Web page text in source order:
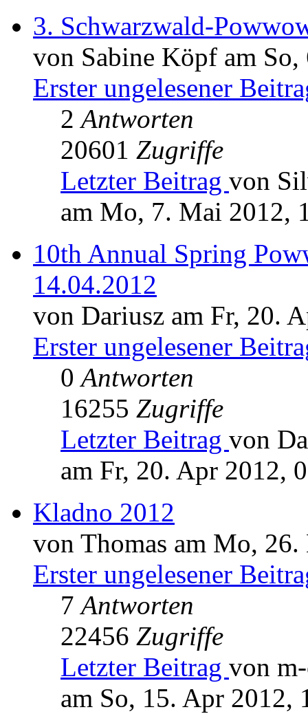
3. Schwarzwald-
von Sabine Köpf am
Erster ungelesener
2Antworten
20601 Zugriffe
Letzter Beitrag von
am Mo, 7. Mai 2012,
10th Annual Spring
14.04.2012
von Dariusz am Fr, 20.
Erster ungelesener
0Antworten
16255 Zugriffe
Letzter Beitrag von
am Fr, 20. Apr 2012,
Kladno 2012
von Thomas am Mo,
Erster ungelesener
7Antworten
22456 Zugriffe
Letzter Beitrag von
am So, 15. Apr 2012,